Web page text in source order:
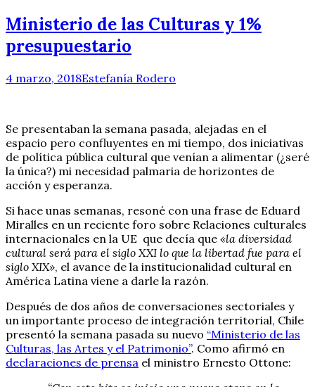
Ministerio de las Culturas y 1%
presupuestario
4 marzo, 2018Estefanía Rodero
Se presentaban la semana pasada, alejadas en el
espacio pero confluyentes en mi tiempo, dos iniciativas
de política pública cultural que venían a alimentar (¿seré
la única?) mi necesidad palmaria de horizontes de
acción y esperanza.
Si hace unas semanas, resoné con una frase de Eduard
Miralles en un reciente foro sobre Relaciones culturales
internacionales en la UE que decía que «la diversidad
cultural será para el siglo XXI lo que la libertad fue para el
siglo XIX», el avance de la institucionalidad cultural en
América Latina viene a darle la razón.
Después de dos años de conversaciones sectoriales y
un importante proceso de integración territorial, Chile
presentó la semana pasada su nuevo “Ministerio de las
Culturas, las Artes y el Patrimonio”. Como afirmó en
declaraciones de prensa el ministro Ernesto Ottone: